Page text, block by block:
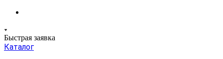
Быстрая заявка
Каталог